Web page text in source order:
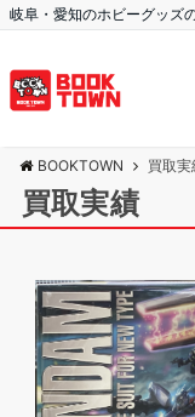
岐阜・愛知のホビーグッズ
BOOKTOWN 買取実
買取実績